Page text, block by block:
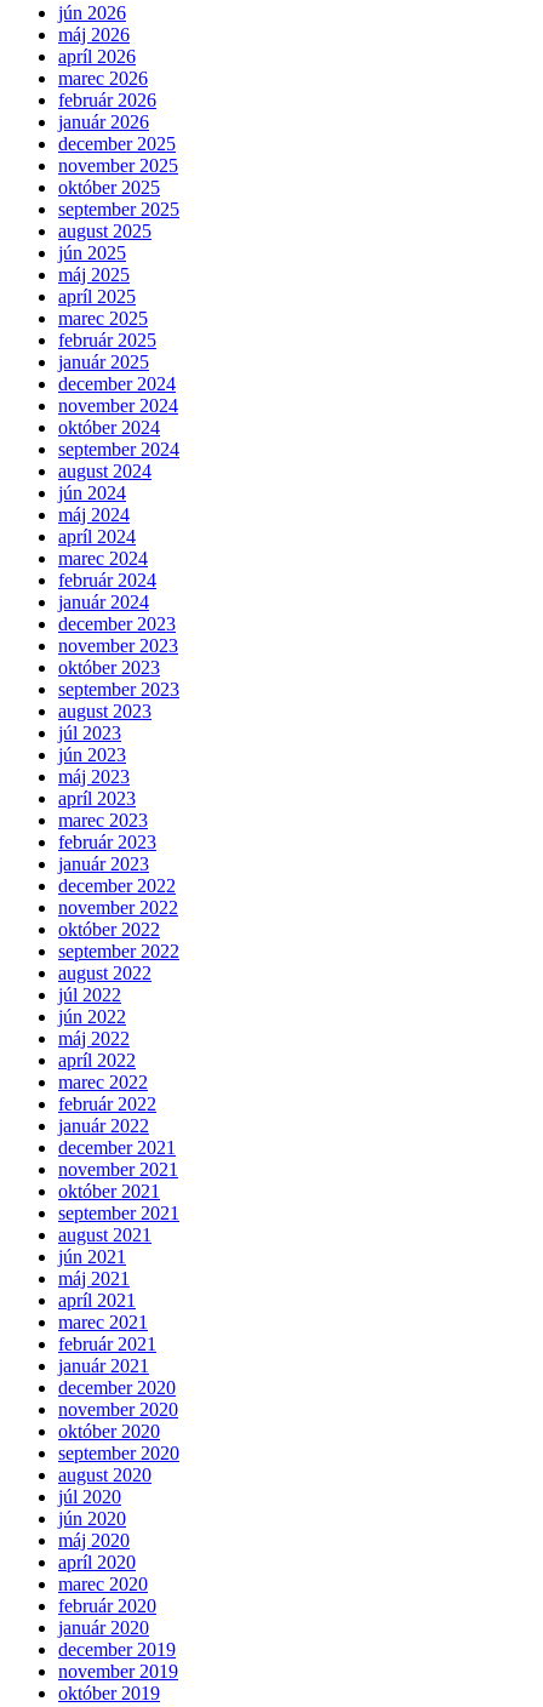
jún 2026
máj 2026
apríl 2026
marec 2026
február 2026
január 2026
december 2025
november 2025
október 2025
september 2025
august 2025
jún 2025
máj 2025
apríl 2025
marec 2025
február 2025
január 2025
december 2024
november 2024
október 2024
september 2024
august 2024
jún 2024
máj 2024
apríl 2024
marec 2024
február 2024
január 2024
december 2023
november 2023
október 2023
september 2023
august 2023
júl 2023
jún 2023
máj 2023
apríl 2023
marec 2023
február 2023
január 2023
december 2022
november 2022
október 2022
september 2022
august 2022
júl 2022
jún 2022
máj 2022
apríl 2022
marec 2022
február 2022
január 2022
december 2021
november 2021
október 2021
september 2021
august 2021
jún 2021
máj 2021
apríl 2021
marec 2021
február 2021
január 2021
december 2020
november 2020
október 2020
september 2020
august 2020
júl 2020
jún 2020
máj 2020
apríl 2020
marec 2020
február 2020
január 2020
december 2019
november 2019
október 2019